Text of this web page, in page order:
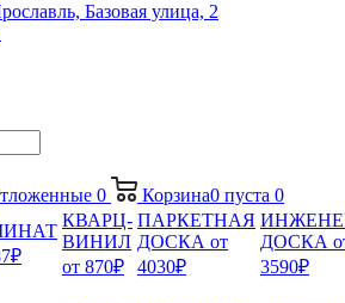
Базовая улица, 2
0 Корзина0 пуста 0
КВАРЦ-
ВИНИЛ
от 870₽
ПАРКЕТНАЯ
ДОСКА от
4030₽
ДОСКА
3590₽